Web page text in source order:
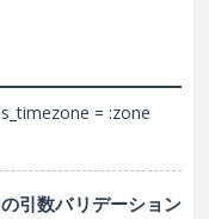
= :zone
数バリデーション